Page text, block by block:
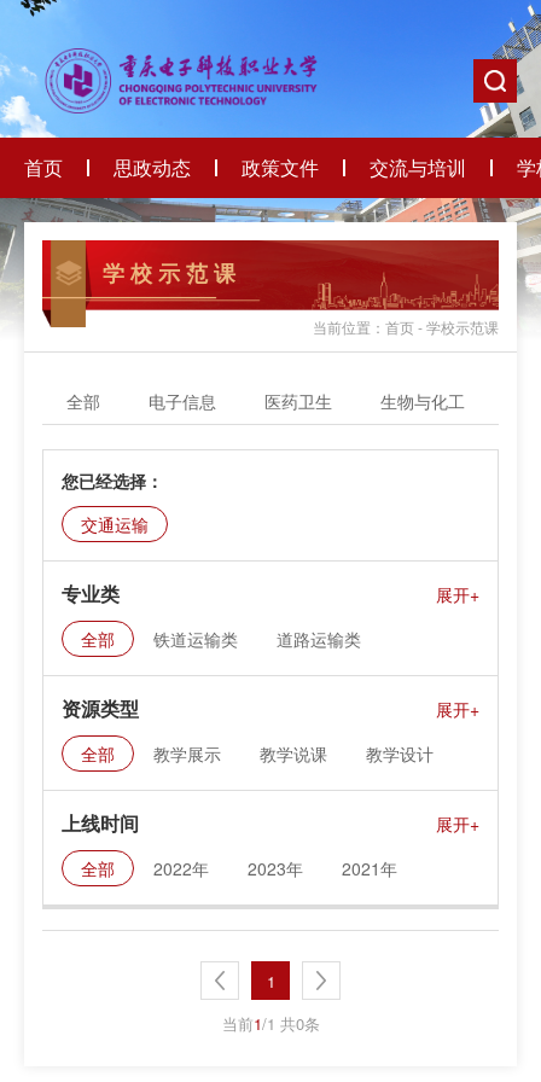
首页 思政动态 政策文件 交流与培训 学
学 校 示 范 课
当前位置：首页 - 学校示范课
全部 电子信息 医药卫生 生物与化工
您已经选择：
交通运输
专业类
全部 铁道运输类
道路运输类
邮政类
资源类型
全部 教学展示 教学说课
教学设计
上线时间
全部 2022年 2023年 2021年
1
当前1/1 共0条